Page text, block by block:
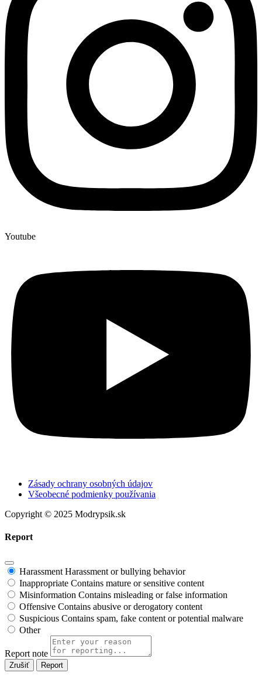
Youtube
Zásady ochrany osobných údajov
Všeobecné podmienky používania
Copyright © 2025 Modrypsik.sk
Report
Harassment Harassment or bullying behavior
Inappropriate Contains mature or sensitive content
Misinformation Contains misleading or false information
Offensive Contains abusive or derogatory content
Suspicious Contains spam, fake content or potential malware
Other
Report note
Report